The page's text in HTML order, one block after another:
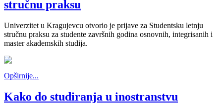
stručnu praksu
Univerzitet u Kragujevcu otvorio je prijave za Studentsku letnju
stručnu praksu za studente završnih godina osnovnih, integrisanih i
master akademskih studija.
Opširnije...
Kako do studiranja u inostranstvu